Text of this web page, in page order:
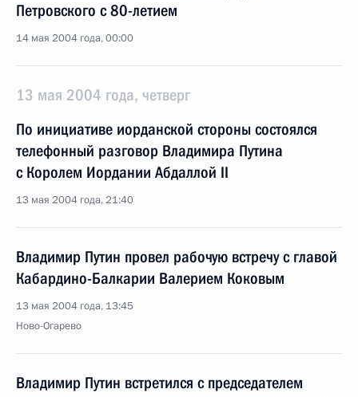
Петровского с 80-летием
14 мая 2004 года, 00:00
13 мая 2004 года, четверг
По инициативе иорданской стороны состоялся
телефонный разговор Владимира Путина
с Королем Иордании Абдаллой II
13 мая 2004 года, 21:40
Владимир Путин провел рабочую встречу с главой
Кабардино-Балкарии Валерием Коковым
13 мая 2004 года, 13:45
Ново-Огарево
Владимир Путин встретился с председателем